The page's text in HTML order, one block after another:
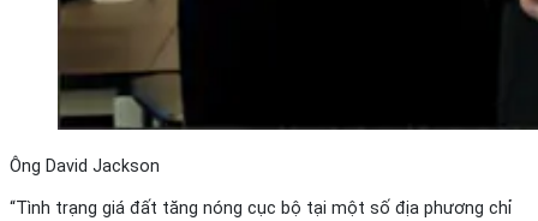
Ông David Jackson
“Tình trạng giá đất tăng nóng cục bộ tại một số địa phương chỉ